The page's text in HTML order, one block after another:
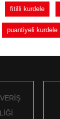
fitilli kurdele
puantiyeli kurdele